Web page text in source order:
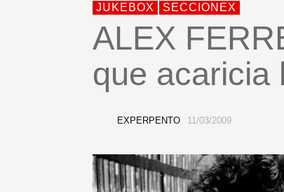
JUKEBOX SECCIONEX
ALEX
que acaricia
EXPERPENTO 11/03/2009